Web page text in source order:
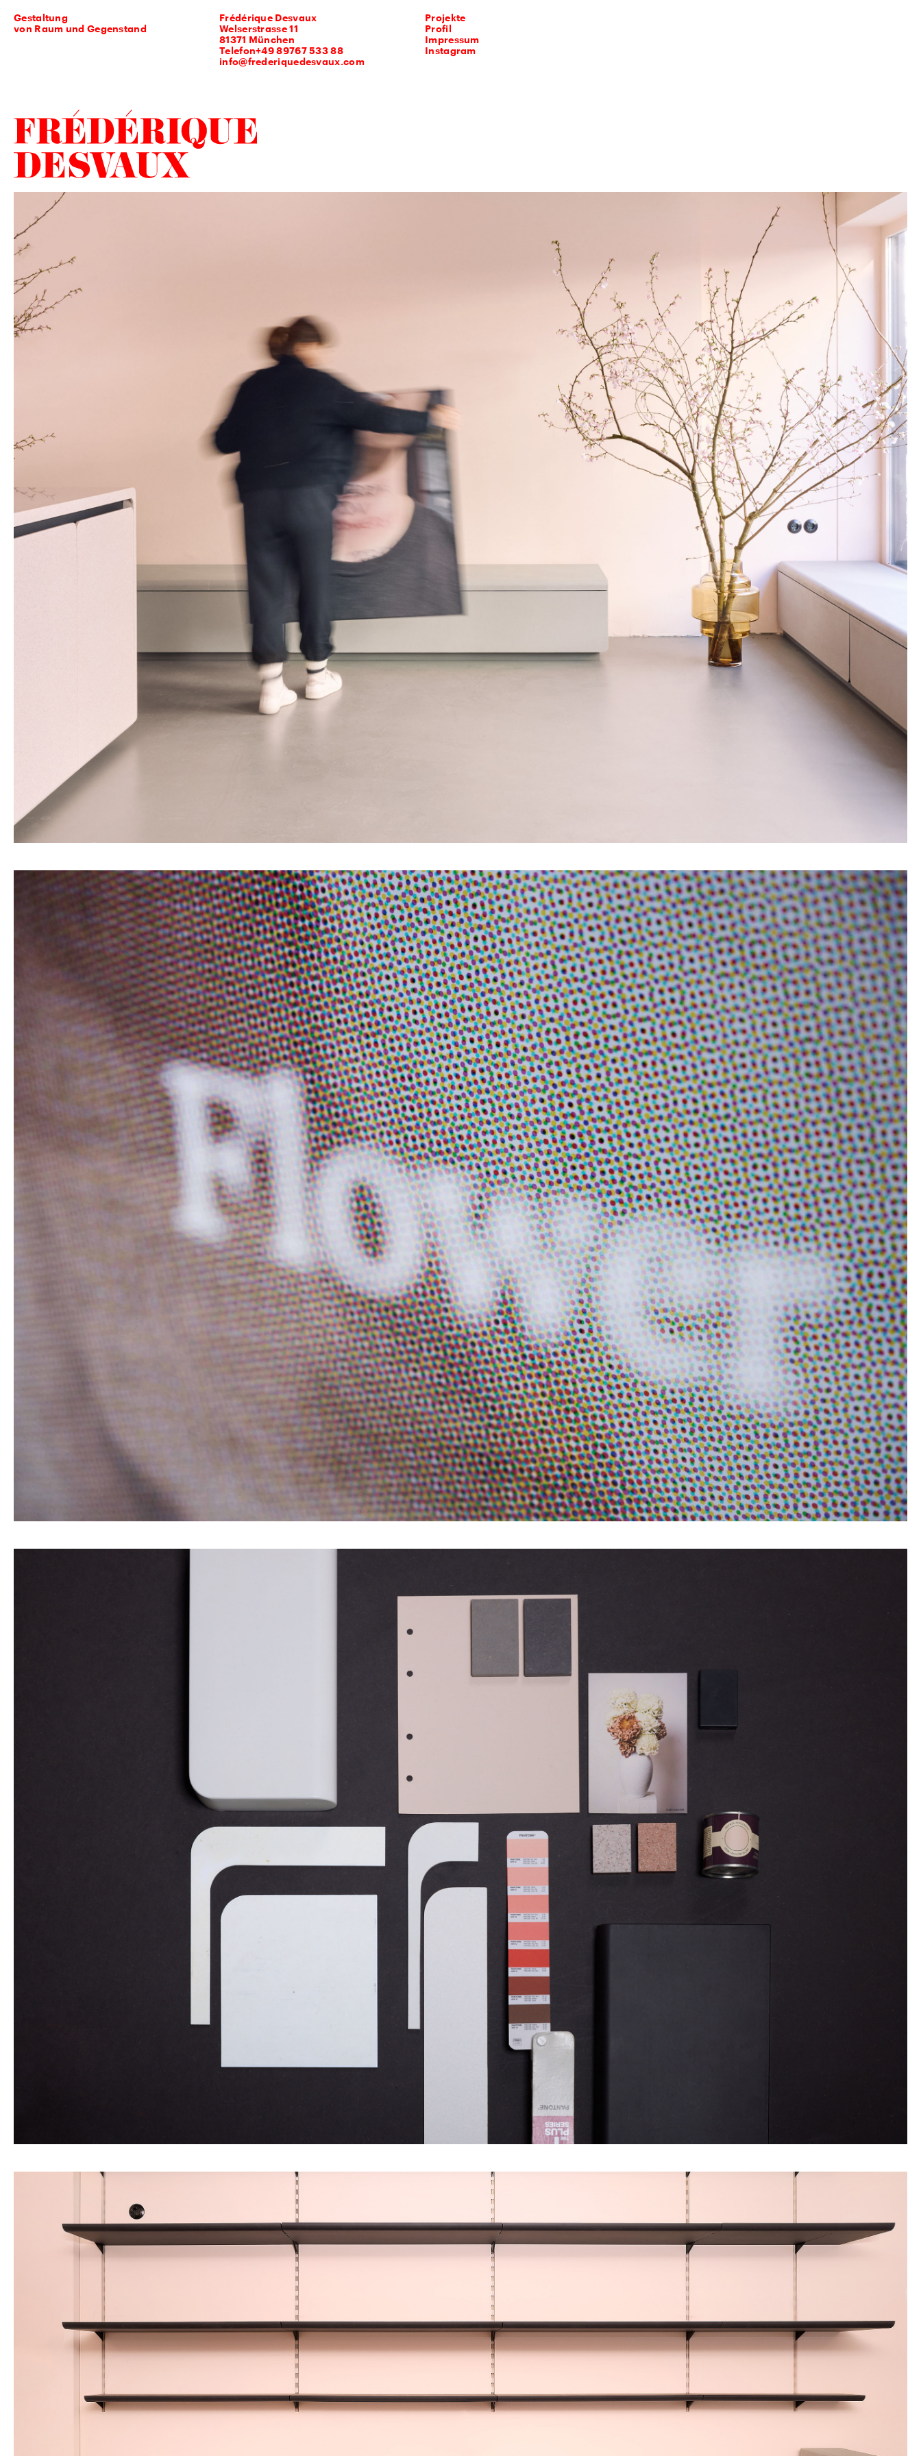
Gestaltung
von Raum und Gegenstand
Frédérique Desvaux
Welserstrasse 11
81371 München
Telefon+49 89767 533 88
info@frederiquedesvaux.com
Projekte
Profil
Impressum
Instagram